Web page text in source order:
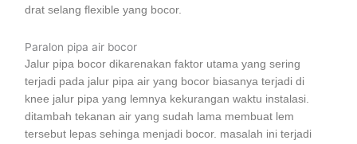
drat selang flexible yang bocor.
Paralon pipa air bocor
Jalur pipa bocor dikarenakan faktor utama yang sering
terjadi pada jalur pipa air yang bocor biasanya terjadi di
knee jalur pipa yang lemnya kekurangan waktu instalasi.
ditambah tekanan air yang sudah lama membuat lem
tersebut lepas sehinga menjadi bocor. masalah ini terjadi